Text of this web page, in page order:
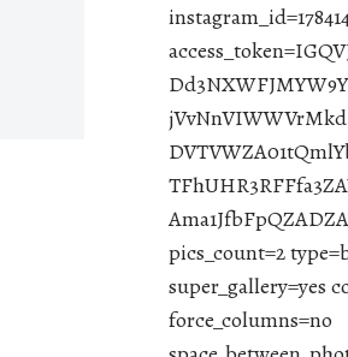
pics_count=2
super_gallery=yes
force_columns=no